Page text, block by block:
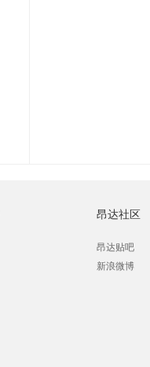
昂达社区
昂达贴吧
新浪微博